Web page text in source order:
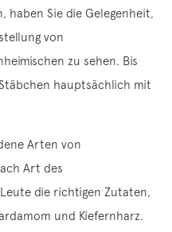
haben Sie die Gelegenheit,
von
zu sehen. Bis
hauptsächlich mit
Arten von
Art des
die richtigen Zutaten,
und Kiefernharz.